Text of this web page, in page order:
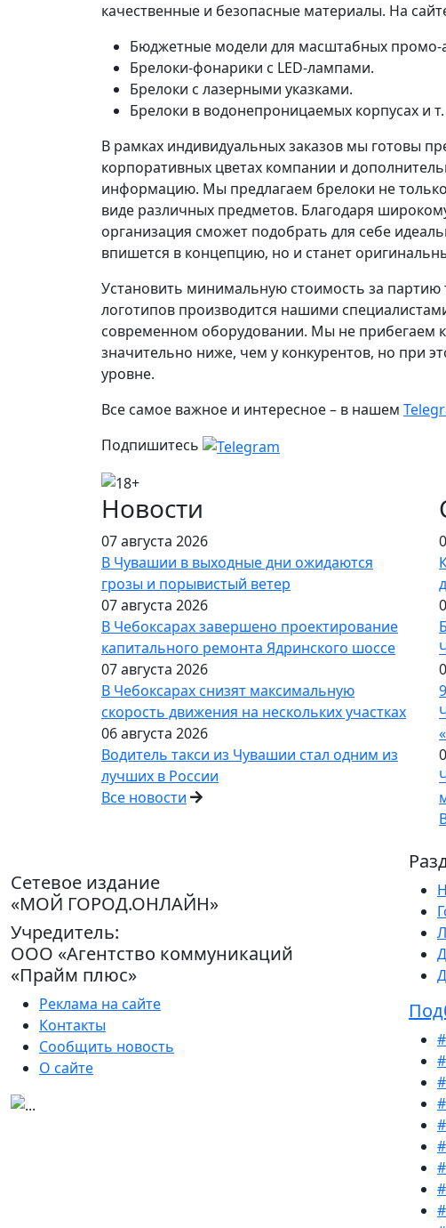
качественные и безопасные материалы. На
Бюджетные модели для масштабных промо-
Брелоки-фонарики с LED-лампами.
Брелоки с лазерными указками.
Брелоки в водонепроницаемых корпусах и т.
В рамках индивидуальных заказов мы готовы
корпоративных цветах компании и
информацию. Мы предлагаем брелоки не
виде различных предметов. Благодаря
организация сможет подобрать для себе
впишется в концепцию, но и станет
Установить минимальную стоимость за
логотипов производится нашими
современном оборудовании. Мы не прибегаем
значительно ниже, чем у конкурентов, но при
уровне.
Все самое важное и интересное – в нашем
Подпишитесь
Новости
07 августа 2026
В Чувашии в выходные дни ожидаются
грозы и порывистый ветер
07 августа 2026
В Чебоксарах завершено проектирование
капитального ремонта Ядринского шоссе
07 августа 2026
В Чебоксарах снизят максимальную
скорость движения на нескольких участках
06 августа 2026
Водитель такси из Чувашии стал одним из
лучших в России
Все новости
Сетевое издание
«МОЙ ГОРОД.ОНЛАЙН»
Учредитель:
ООО «Агентство коммуникаций
«Прайм плюс»
Реклама на сайте
Контакты
Сообщить новость
О сайте